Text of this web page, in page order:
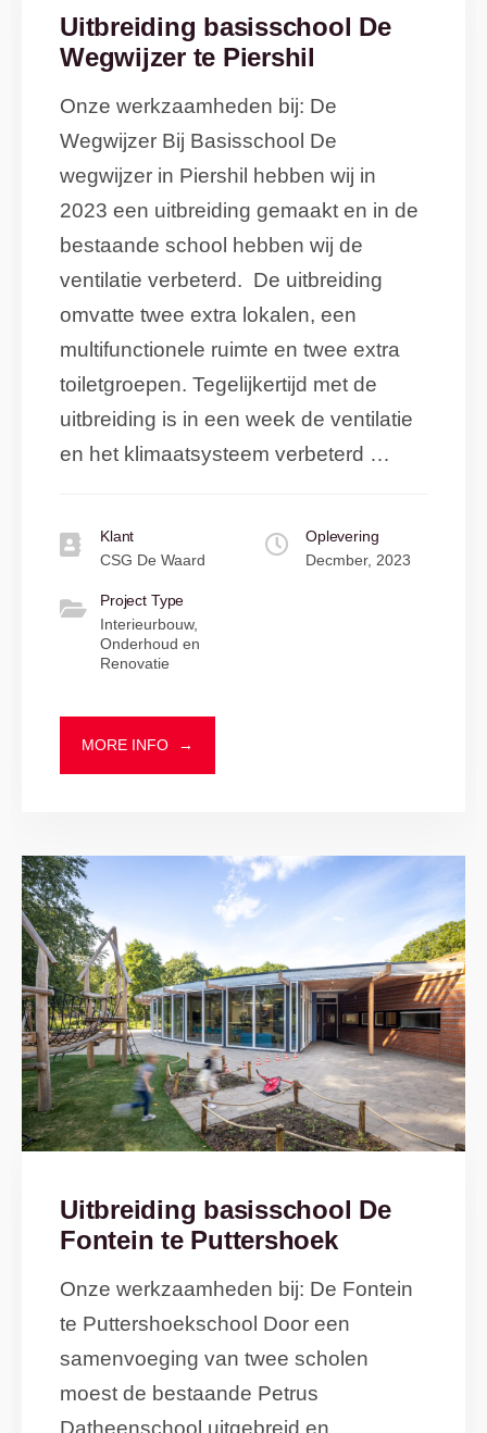
Uitbreiding basisschool De
Wegwijzer te Piershil
Onze werkzaamheden bij: De
Wegwijzer Bij Basisschool De
wegwijzer in Piershil hebben wij in
2023 een uitbreiding gemaakt en in de
bestaande school hebben wij de
ventilatie verbeterd. De uitbreiding
omvatte twee extra lokalen, een
multifunctionele ruimte en twee extra
toiletgroepen. Tegelijkertijd met de
uitbreiding is in een week de ventilatie
en het klimaatsysteem verbeterd …
Klant
CSG De Waard
Oplevering
Decmber, 2023
Project Type
Interieurbouw,
Onderhoud en
Renovatie
MORE INFO →
Uitbreiding basisschool De
Fontein te Puttershoek
Onze werkzaamheden bij: De Fontein
te Puttershoekschool Door een
samenvoeging van twee scholen
moest de bestaande Petrus